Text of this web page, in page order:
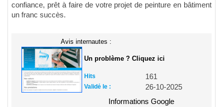
confiance, prêt à faire de votre projet de peinture en bâtiment
un franc succès.
Avis internautes :
Un problème ? Cliquez ici
Hits 161
Validé le :
26-10-2025
Informations Google